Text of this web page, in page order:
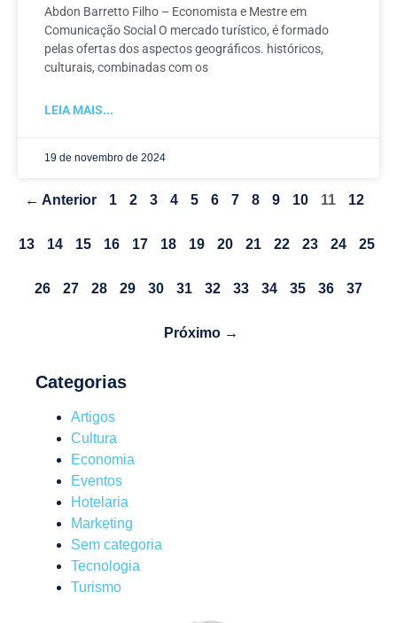
Abdon Barretto Filho – Economista e Mestre em
Comunicação Social O mercado turístico, é formado
pelas ofertas dos aspectos geográficos. históricos,
culturais, combinadas com os
LEIA MAIS...
19 de novembro de 2024
← Anterior 1 2 3 4 5 6 7 8 9 10 11 12
13 14 15 16 17 18 19 20 21 22 23 24 25
26 27 28 29 30 31 32 33 34 35 36 37
Próximo →
Categorias
Artigos
Cultura
Economia
Eventos
Hotelaria
Marketing
Sem categoria
Tecnologia
Turismo